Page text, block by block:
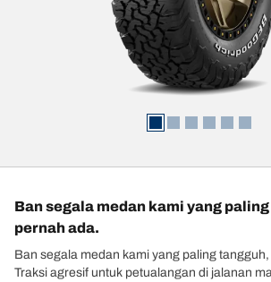
Ban segala medan kami yang
pernah ada.
Ban segala medan kami yang paling
Traksi agresif untuk petualangan di jalanan